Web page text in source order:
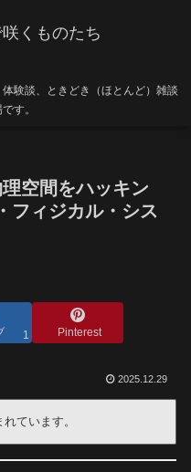
くものたち
験談、ときどき（ほとんど）雑談
す。
空間をハッキン
フィジカル・シス
1 Pinterest
2025.12.29
ています。